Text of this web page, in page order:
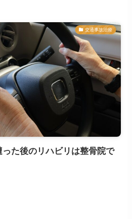
交通事故治療
た後のリハビリは整骨院で